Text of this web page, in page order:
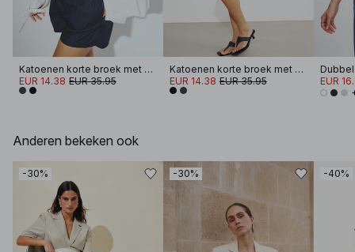
Katoenen korte broek met elastische taille
EUR 14.38 EUR 35.95
Katoenen korte broek met elastische taille
EUR 14.38 EUR 35.95
EUR
Anderen bekeken ook
-30% -30% -40%